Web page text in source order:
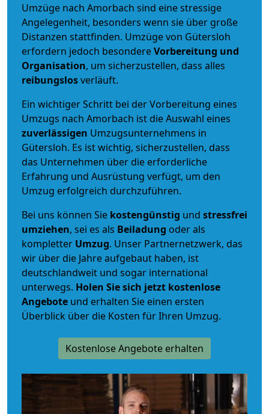
Umzüge nach Amorbach sind eine stressige
Angelegenheit, besonders wenn sie über große
Distanzen stattfinden. Umzüge von Gütersloh
erfordern jedoch besondereVorbereitung und
Organisation, um sicherzustellen, dass alles
reibungslosverläuft.
Ein wichtiger Schritt bei der Vorbereitung eines
Umzugs nach Amorbach ist die Auswahl eines
zuverlässigen Umzugsunternehmens in
Gütersloh. Es ist wichtig, sicherzustellen, dass
das Unternehmen über die erforderliche
Erfahrung und Ausrüstung verfügt, um den
Umzug erfolgreich durchzuführen.
Bei uns können Sie kostengünstig und stressfrei
umziehen, sei es als Beiladung oder als
kompletter Umzug. Unser Partnernetzwerk, das
wir über die Jahre aufgebaut haben, ist
deutschlandweit und sogar international
unterwegs. Holen Sie sich jetzt kostenlose
Angebote und erhalten Sie einen ersten
Überblick über die Kosten für Ihren Umzug.
Kostenlose Angebote erhalten